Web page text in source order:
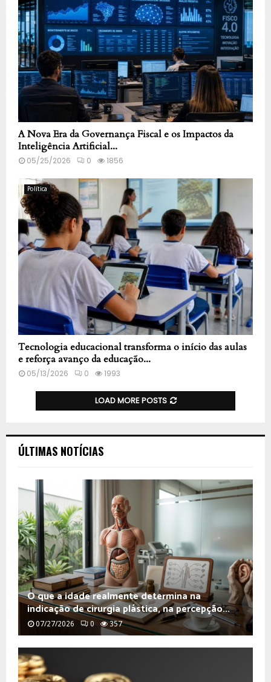
A Nova Era da Governança Fiscal e os Impactos da
Inteligência Artificial...
05/25/2026 0 1856
Política
Tecnologia educacional transforma o início das aulas
e reforça avanço da educação...
05/13/2026 0 1993
LOAD MORE POSTS
ÚLTIMAS NOTÍCIAS
O que a idade realmente determina na
indicação de cirurgia plástica, na percepção...
07/27/2026 0 357